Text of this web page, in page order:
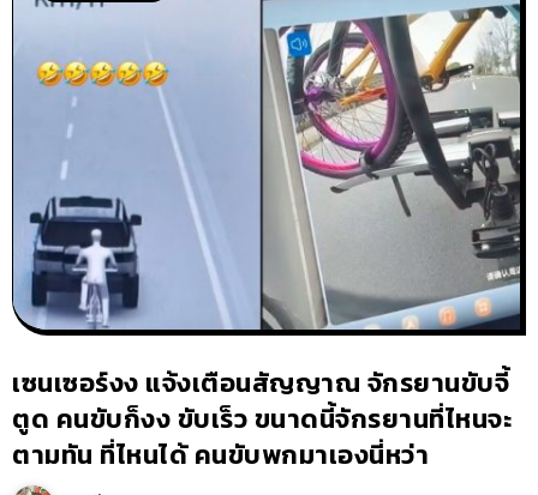
เซนเซอร์งง แจ้งเตือนสัญญาณ จักรยานขับจี้
ตูด คนขับก็งง ขับเร็ว ขนาดนี้จักรยานที่ไหนจะ
ตามทัน ที่ไหนได้ คนขับพกมาเองนี่หว่า